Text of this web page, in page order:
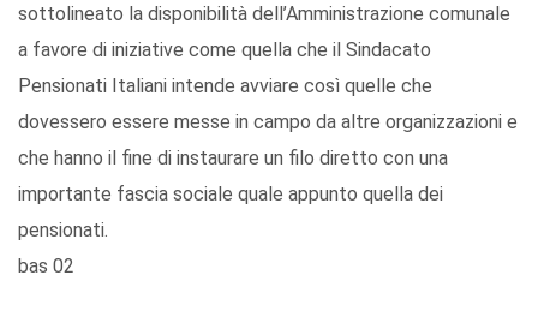
sottolineato la disponibilità dell’Amministrazione comunale
a favore di iniziative come quella che il Sindacato
Pensionati Italiani intende avviare così quelle che
dovessero essere messe in campo da altre organizzazioni e
che hanno il fine di instaurare un filo diretto con una
importante fascia sociale quale appunto quella dei
pensionati.
bas 02